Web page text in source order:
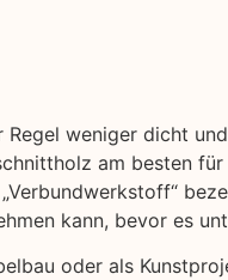
weniger dicht
am besten für
kann, bevor es
oder als